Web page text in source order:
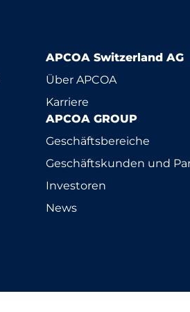
APCOA Switzerland AG
Über APCOA
Karriere
APCOA GROUP
Geschäftsbereiche
Geschäftskunden und
Investoren
News